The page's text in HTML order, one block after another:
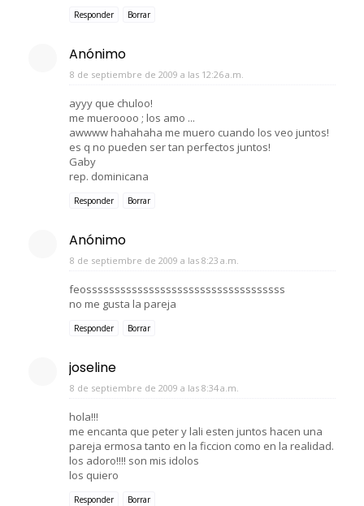
Responder Borrar
Anónimo
8 de septiembre de 2009 a las 12:26 a.m.
ayyy que chuloo!
me mueroooo ; los amo ...
awwww hahahaha me muero cuando los veo juntos!
es q no pueden ser tan perfectos juntos!
Gaby
rep. dominicana
Responder Borrar
Anónimo
8 de septiembre de 2009 a las 8:23 a.m.
feosssssssssssssssssssssssssssssssssss
no me gusta la pareja
Responder Borrar
joseline
8 de septiembre de 2009 a las 8:34 a.m.
hola!!!
me encanta que peter y lali esten juntos hacen una
pareja ermosa tanto en la ficcion como en la realidad.
los adoro!!!! son mis idolos
los quiero
Responder Borrar